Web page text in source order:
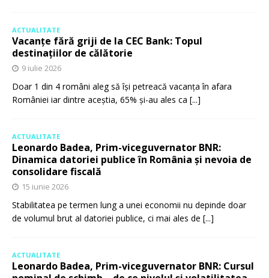
ACTUALITATE
Vacanțe fără griji de la CEC Bank: Topul
destinațiilor de călătorie
9 iulie 2026
Doar 1 din 4 români aleg să își petreacă vacanța în afara
României iar dintre aceștia, 65% și-au ales ca [...]
ACTUALITATE
Leonardo Badea, Prim-viceguvernator BNR:
Dinamica datoriei publice în România și nevoia de
consolidare fiscală
15 iunie 2026
Stabilitatea pe termen lung a unei economii nu depinde doar
de volumul brut al datoriei publice, ci mai ales de [...]
ACTUALITATE
Leonardo Badea, Prim-viceguvernator BNR: Cursul